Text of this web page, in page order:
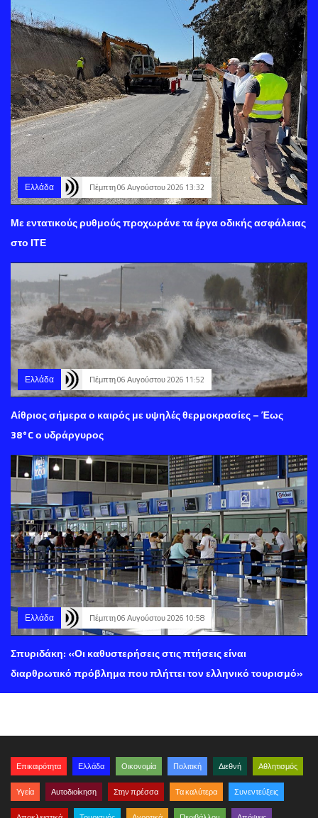
Ελλάδα Πέμπτη 06 Αυγούστου 2026 13:32
Με εντατικούς ρυθμούς προχωράνε τα έργα οδικής ασφάλειας
στο ΙΤΕ
Ελλάδα Πέμπτη 06 Αυγούστου 2026 11:52
Αίθριος σήμερα ο καιρός με υψηλές θερμοκρασίες – Έως
38°C ο υδράργυρος
Ελλάδα Πέμπτη 06 Αυγούστου 2026 10:58
Σπυριδάκη: «Οι καθυστερήσεις στις πτήσεις είναι
διαρθρωτικό πρόβλημα που πλήττει τον ελληνικό τουρισμό»
Επικαιρότητα Ελλάδα Οικονομία Πολιτική Διεθνή Αθλητισμός
Υγεία Αυτοδιοίκηση Στην πρέσσα Τα καλύτερα Συνεντεύξεις